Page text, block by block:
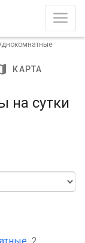
КАРТА
на сутки